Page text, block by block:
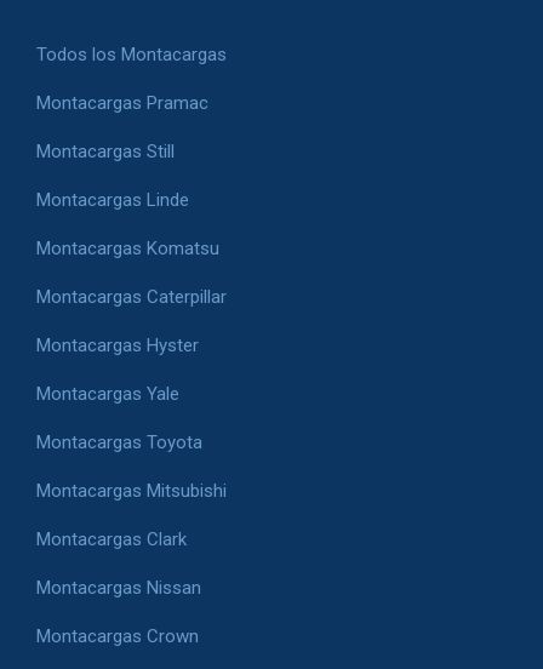
Todos los Montacargas
Montacargas Pramac
Montacargas Still
Montacargas Linde
Montacargas Komatsu
Montacargas Caterpillar
Montacargas Hyster
Montacargas Yale
Montacargas Toyota
Montacargas Mitsubishi
Montacargas Clark
Montacargas Nissan
Montacargas Crown